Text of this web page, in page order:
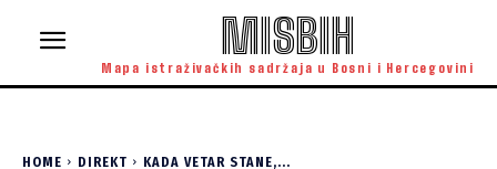
MISBIH
Mapa istraživačkih sadržaja u Bosni i Hercegovini
HOME DIREKT KADA VETAR STANE,...